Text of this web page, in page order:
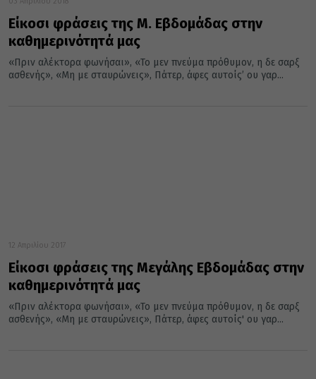
Είκοσι φράσεις της Μ. Εβδομάδας στην
καθημερινότητά μας
«Πριν αλέκτορα φωνήσαι», «Το μεν πνεύμα πρόθυμον, η δε σαρξ
ασθενής», «Μη με σταυρώνεις», Πάτερ, άφες αυτοίς’ ου γαρ...
12 Απριλίου 2017
Είκοσι φράσεις της Μεγάλης Εβδομάδας στην
καθημερινότητά μας
«Πριν αλέκτορα φωνήσαι», «Το μεν πνεύμα πρόθυμον, η δε σαρξ
ασθενής», «Μη με σταυρώνεις», Πάτερ, άφες αυτοίς' ου γαρ...